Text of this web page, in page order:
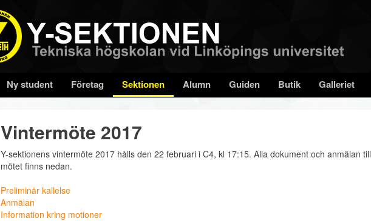
Ny student Företag Sektionen Alumn Guiden Butik Galleriet
Vintermöte 2017
Y-sektionens vintermöte 2017 hålls den 22 februari i C4, kl 17:15. Alla dokument och anmälan till
mötet finns nedan.
Preliminär kallelse
Anmälan
Information kring motioner